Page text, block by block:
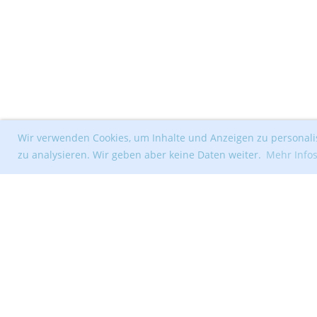
Wir verwenden Cookies, um Inhalte und Anzeigen zu
zu analysieren. Wir geben aber keine Daten weiter. Mehr Infos